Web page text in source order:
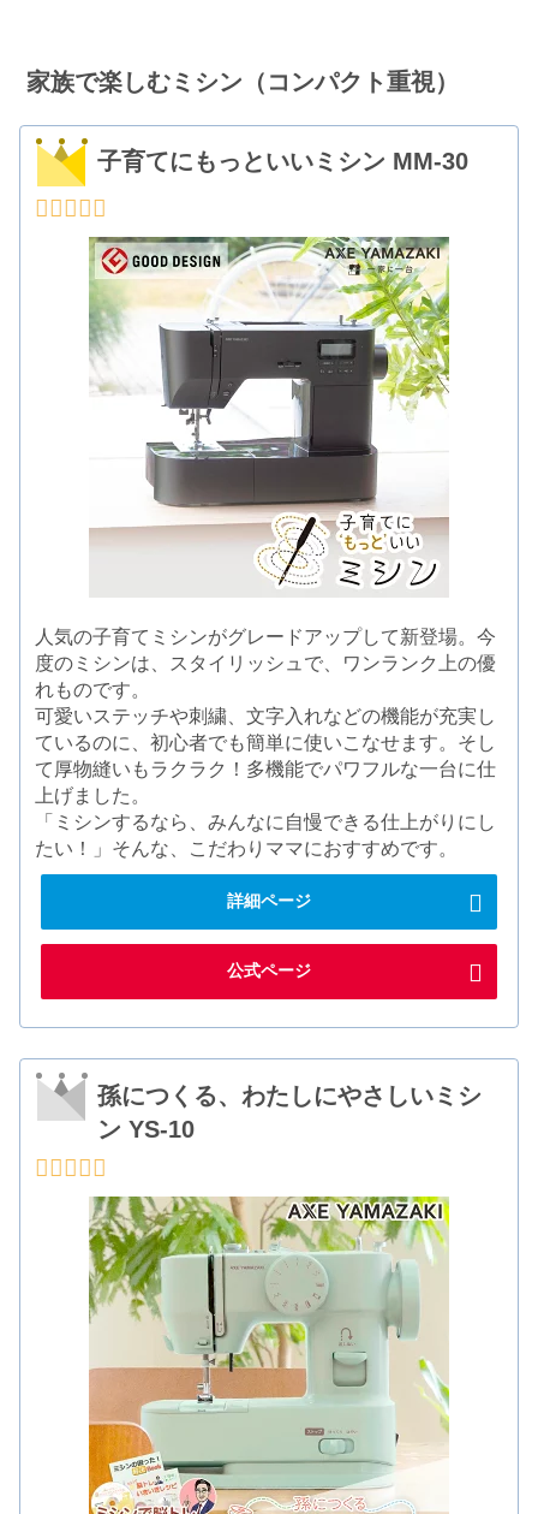
家族で楽しむミシン（コンパクト重視）
子育てにもっといいミシン MM-30
人気の子育てミシンがグレードアップして新登場。今
度のミシンは、スタイリッシュで、ワンランク上の優
れものです。
可愛いステッチや刺繍、文字入れなどの機能が充実し
ているのに、初心者でも簡単に使いこなせます。そし
て厚物縫いもラクラク！多機能でパワフルな一台に仕
上げました。
「ミシンするなら、みんなに自慢できる仕上がりにし
たい！」そんな、こだわりママにおすすめです。
詳細ページ
公式ページ
孫につくる、わたしにやさしいミシ
ン YS-10